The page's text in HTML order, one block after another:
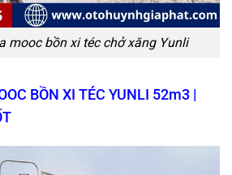
mooc bồn xi téc chở xăng Yunli
BỒN XI TÉC YUNLI 52m3 |